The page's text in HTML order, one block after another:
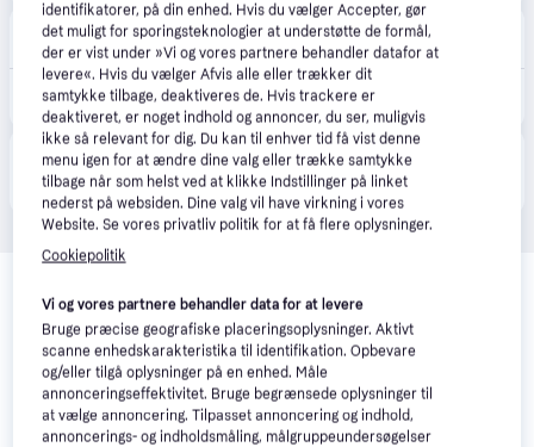
Autodoc.dk
ATE Bremseklodser OPEL,TOYOTA,PEUGEOT 13.0460-7339.2 1636925480,1678168480,93487177 95525370,1623162380,SU001A8883,SU001B3587
Eller 3 betalinger af 196 kr.
Produktet fås også hos 2 butikker, som ikke er
betalende kunde i denne kategori.
Relaterede produkter
Se vores forslag til andre produkter, der matcher dine
interesser. Vis alle
-143 kr.
identifikatorer, på din enhed. Hvis du vælger Accepter, gør
det muligt for sporingsteknologier at understøtte de formål,
der er vist under »Vi og vores partnere behandler datafor at
levere«. Hvis du vælger Afvis alle eller trækker dit
samtykke tilbage, deaktiveres de. Hvis trackere er
deaktiveret, er noget indhold og annoncer, du ser, muligvis
ikke så relevant for dig. Du kan til enhver tid få vist denne
menu igen for at ændre dine valg eller trække samtykke
tilbage når som helst ved at klikke Indstillinger på linket
nederst på websiden. Dine valg vil have virkning i vores
Website. Se vores privatliv politik for at få flere oplysninger.
Cookiepolitik
Vi og vores partnere behandler data for at levere
Bruge præcise geografiske placeringsoplysninger. Aktivt
scanne enhedskarakteristika til identifikation. Opbevare
og/eller tilgå oplysninger på en enhed. Måle
annonceringseffektivitet. Bruge begrænsede oplysninger til
at vælge annoncering. Tilpasset annoncering og indhold,
annoncerings- og indholdsmåling, målgruppeundersøgelser